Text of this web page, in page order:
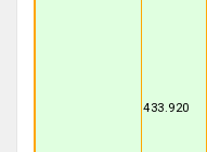
433.920